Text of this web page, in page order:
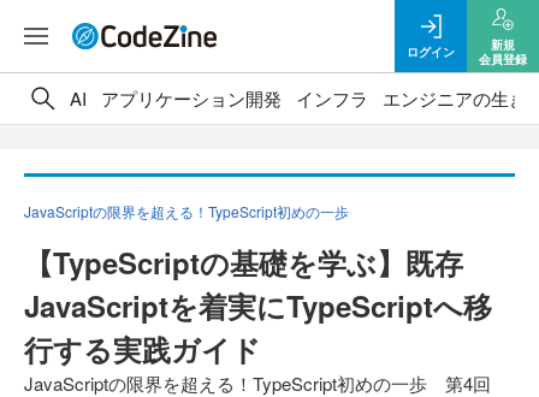
ログイン
新規
会員登録
AI アプリケーション開発 インフラ エンジニアの生き
JavaScriptの限界を超える！TypeScript初めの一歩
【TypeScriptの基礎を学ぶ】既存
JavaScriptを着実にTypeScriptへ移
行する実践ガイド
JavaScriptの限界を超える！TypeScript初めの一歩 第4回